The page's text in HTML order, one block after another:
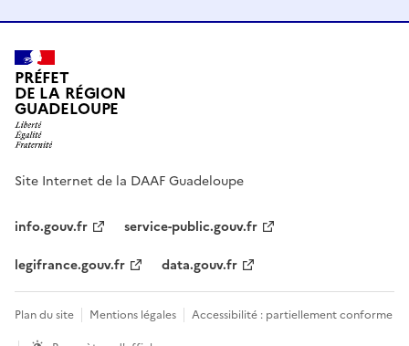
PRÉFET
DE LA RÉGION
GUADELOUPE
Site Internet de la DAAF Guadeloupe
info.gouv.fr
service-public.gouv.fr
legifrance.gouv.fr
data.gouv.fr
Plan du site Mentions légales
Accessibilité : partiellement conforme